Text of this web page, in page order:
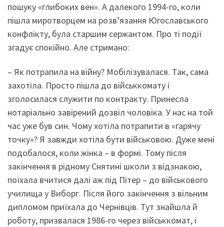
пошуку «глибоких вен». А далекого 1994-го, коли
пішла миротворцем на розв’язання Югославського
конфлікту, була старшим сержантом. Про ті події
згадує спокійно. Але стримано:
– Як потрапила на війну? Мобілізувалася. Так, сама
захотіла. Просто пішла до військкомату і
зголосилася служити по контракту. Принесла
нотаріально завірений дозвіл чоловіка. У нас на той
час уже був син. Чому хотіла потрапити в «гарячу
точку»? Я завжди хотіла бути військовою. Дуже мені
подобалося, коли жінка – в формі. Тому після
закінчення в рідному Снятині школи з відзнакою,
поїхала вчитися далі аж під Пітер – до військового
училища у Виборг. Після його закінчення з вільним
дипломом приїхала до Чернівців. Тут знайшла й
роботу, призвалася 1986-го через військкомат, і